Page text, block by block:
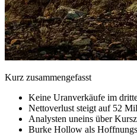
Kurz zusammengefasst
Keine Uranverkäufe im
Nettoverlust steigt auf 52
Analysten uneins über
Burke Hollow als